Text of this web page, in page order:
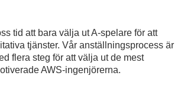
tid att bara välja ut A-spelare för att
tjänster. Vår anställningsprocess är
flera steg för att välja ut de mest
AWS-ingenjörerna.